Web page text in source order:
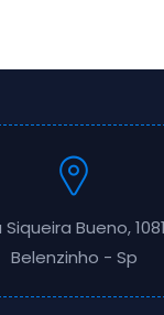
Siqueira Bueno,
Belenzinho - Sp